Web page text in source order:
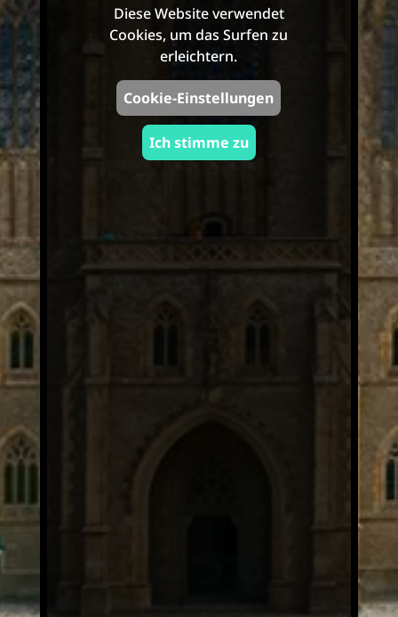
Diese Website verwendet
Cookies, um das Surfen zu
erleichtern.
Cookie-Einstellungen
Ich stimme zu